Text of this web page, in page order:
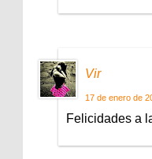
Vir
17 de enero de
Felicidades a